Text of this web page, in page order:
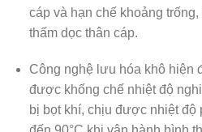
cáp và hạn chế khoảng
thấm dọc thân cáp.
Công nghệ lưu hóa khô hiện
được khống chế nhiệt độ
bị bọt khí, chịu được nhiệt độ